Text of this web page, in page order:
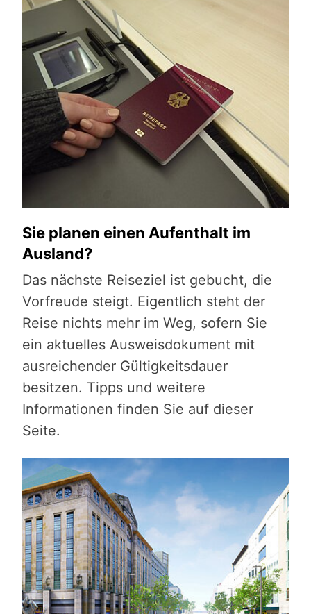
Sie planen einen Aufenthalt im
Ausland?
Das nächste Reiseziel ist gebucht, die
Vorfreude steigt. Eigentlich steht der
Reise nichts mehr im Weg, sofern Sie
ein aktuelles Ausweisdokument mit
ausreichender Gültigkeitsdauer
besitzen. Tipps und weitere
Informationen finden Sie auf dieser
Seite.